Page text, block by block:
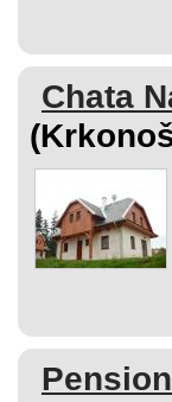
Chata